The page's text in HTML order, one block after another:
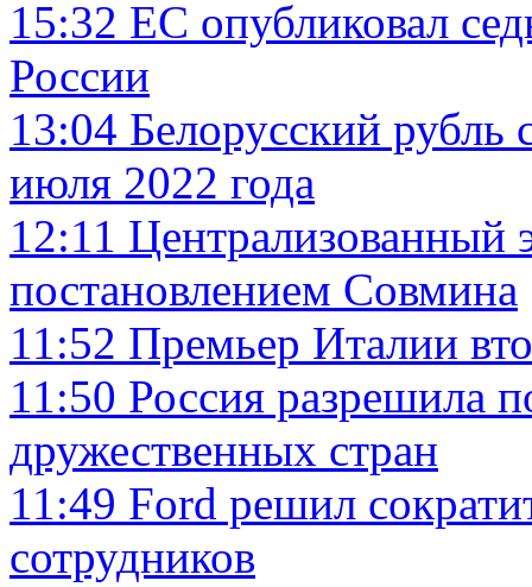
15:32 ЕС опубликовал
России
13:04 Белорусский рубль
июля 2022 года
12:11 Централизованный
постановлением Совмина
11:52 Премьер Италии
11:50 Россия разрешила
дружественных стран
11:49 Ford решил
сотрудников